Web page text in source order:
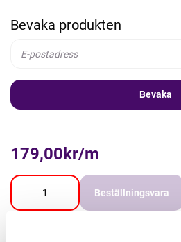
Bevaka produkten
Bevaka
179,00kr/m
Beställningsvara